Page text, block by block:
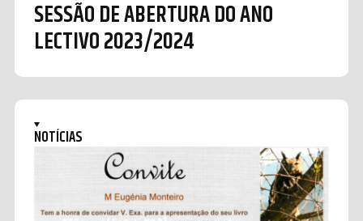
SESSÃO DE ABERTURA DO ANO
LECTIVO 2023/2024
NOTÍCIAS